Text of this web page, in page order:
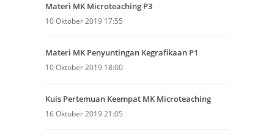
Materi MK Microteaching P3
10 Oktober 2019 17:55
Materi MK Penyuntingan Kegrafikaan P1
10 Oktober 2019 18:00
Kuis Pertemuan Keempat MK Microteaching
16 Oktober 2019 21:05